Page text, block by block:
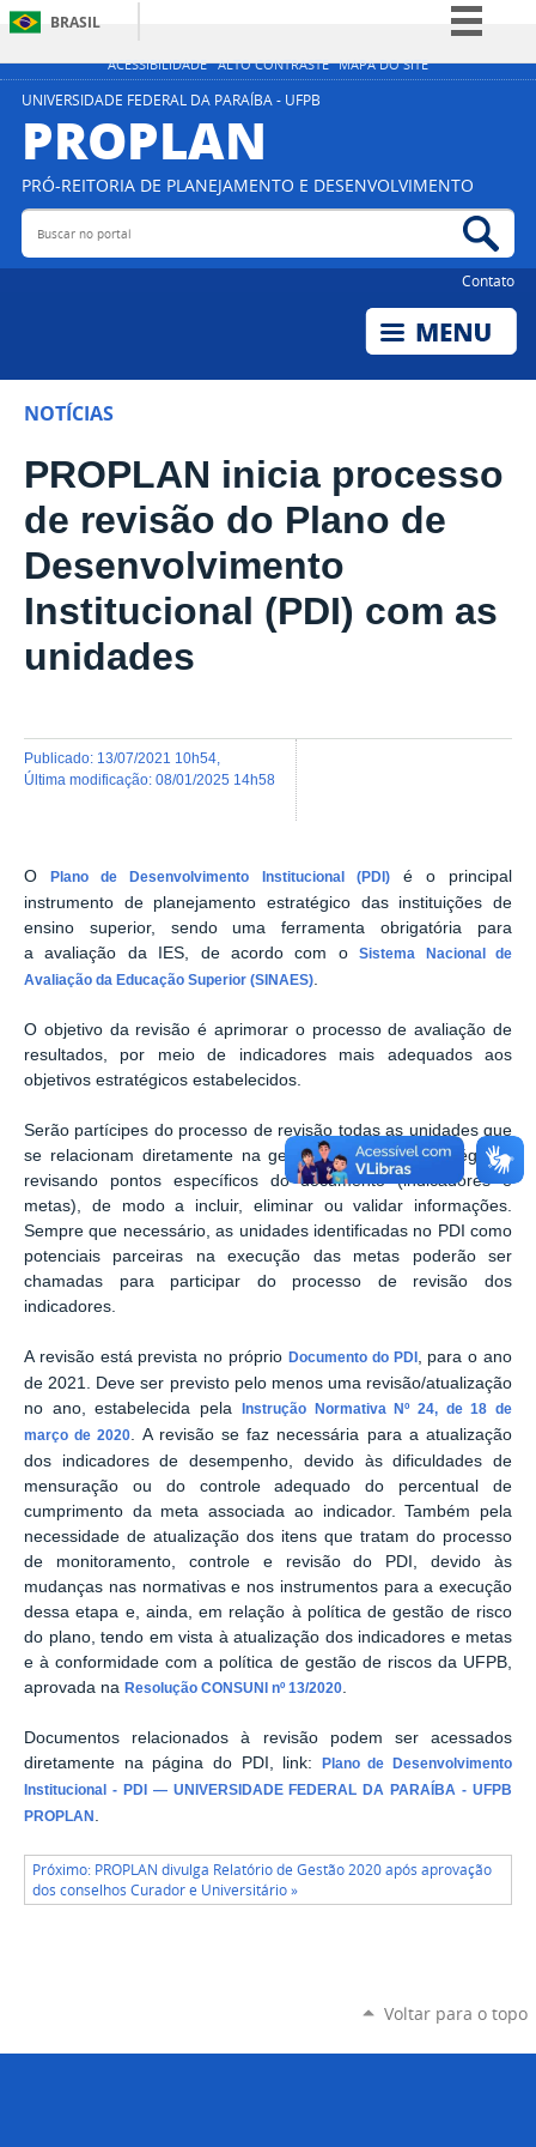
ACESSIBILIDADE ALTO CONTRASTE MAPA DO SITE
BRASIL
Simplifique!
Acesso à informação
Legislação
UNIVERSIDADE FEDERAL DA PARAÍBA - UFPB
PROPLAN
PRÓ-REITORIA DE PLANEJAMENTO E DESENVOLVIMENTO
Buscar no portal
Contato
NOTÍCIAS
PROPLAN inicia processo
de revisão do Plano de
Desenvolvimento
Institucional (PDI) com as
unidades
publicado: 13/07/2021 10h54
última modificação: 08/01/2025 14h58
OPlano de Desenvolvimento Institucional (PDI)
é o principal
instrumento de planejamento estratégico das instituições de
ensino superior, sendo uma ferramenta obrigatória para
a avaliação da IES, de acordo com oSistema Nacional de
Avaliação da Educação Superior (SINAES)
O objetivo da revisão é aprimorar o processo de avaliação de
resultados, por meio de indicadores mais adequados aos
objetivos estratégicos estabelecidos.
Serão partícipes do processo de revisão todas as unidades que
se relacionam diretamente na gestão das áreas estratégicas,
revisando pontos específicos do documento (indicadores e
metas), de modo a incluir, eliminar ou validar informações.
Sempre que necessário, as unidades identificadas no PDI como
potenciais parceiras na execução das metas poderão ser
chamadas para participar do processo de revisão dos
indicadores.
A revisão está prevista no próprio Documento do PDI, para o ano
de 2021. Deve ser previsto pelo menos uma revisão/atualização
no ano, estabelecida pela Instrução Normativa Nº 24, de 18 de
março de 2020 . A revisão se faz necessária para a atualização
dos indicadores de desempenho, devido às dificuldades de
mensuração ou do controle adequado do percentual de
cumprimento da meta associada ao indicador. Também pela
necessidade de atualização dos itens que tratam do processo
de monitoramento, controle e revisão do PDI, devido às
mudanças nas normativas e nos instrumentos para a execução
dessa etapa e, ainda, em relação à política de gestão de risco
do plano, tendo em vista à atualização dos indicadores e metas
e à conformidade com a política de gestão de riscos da UFPB,
aprovada na Resolução CONSUNI nº 13/2020
Documentos relacionados à revisão podem ser acessados
diretamente na página do PDI, link:
Plano de Desenvolvimento
Institucional - PDI — UNIVERSIDADE FEDERAL DA PARAÍBA - UFPB
PROPLAN .
Próximo: PROPLAN divulga Relatório de Gestão 2020 após aprovação
dos conselhos Curador e Universitário »
Voltar para o topo